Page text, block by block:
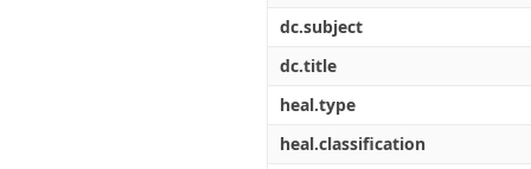
dc.subject
dc.title
heal.type
heal.classification